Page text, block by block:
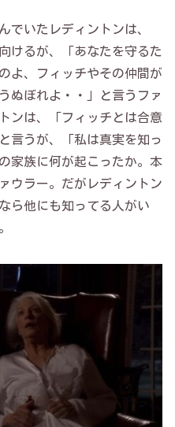
でいたレディントンは、
けるが、「あなたを守るた
よ、フィッチやその仲間が
ぬぼれよ・・」と言うファ
ンは、「フィッチとは合意
言うが、「私は真実を知っ
家族に何が起こったか。本
ウラー。だがレディントン
ら他にも知ってる人がい